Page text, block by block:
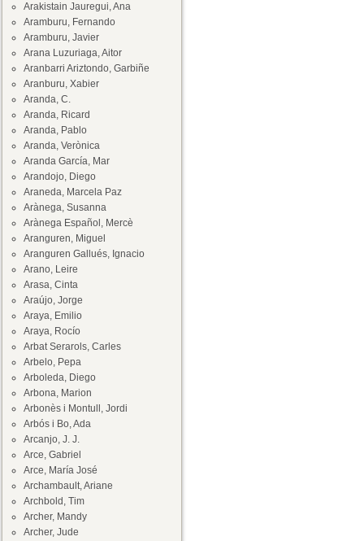
Arakistain Jauregui, Ana
Aramburu, Fernando
Aramburu, Javier
Arana Luzuriaga, Aitor
Aranbarri Ariztondo, Garbiñe
Aranburu, Xabier
Aranda, C.
Aranda, Ricard
Aranda, Pablo
Aranda, Verònica
Aranda García, Mar
Arandojo, Diego
Araneda, Marcela Paz
Arànega, Susanna
Arànega Español, Mercè
Aranguren, Miguel
Aranguren Gallués, Ignacio
Arano, Leire
Arasa, Cinta
Araújo, Jorge
Araya, Emilio
Araya, Rocío
Arbat Serarols, Carles
Arbelo, Pepa
Arboleda, Diego
Arbona, Marion
Arbonès i Montull, Jordi
Arbós i Bo, Ada
Arcanjo, J. J.
Arce, Gabriel
Arce, María José
Archambault, Ariane
Archbold, Tim
Archer, Mandy
Archer, Jude